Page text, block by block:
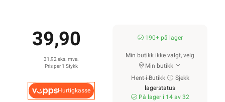
39,90
31,92 eks. mva.
Pris per 1 Stykk
Hurtigkasse
190+ på lager
Min butikk ikke valgt, velg
Min butikk
Hent-i-Butikk
Sjekk
lagerstatus
På lager i 14 av 32